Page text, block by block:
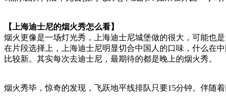
【上海迪士尼的烟火秀怎么看】
烟火更像是一场灯光秀，上海迪士尼城堡做的很大，可能也
在片段选择上，上海迪士尼明显切合中国人的口味，什么在
比较新。其实每次去迪士尼，最期待的都是晚上的烟火秀。
烟火秀毕，惊奇的发现，飞跃地平线排队只要15分钟。伴随